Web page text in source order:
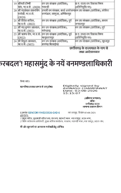
महासमुंद के नयें वनमण्डलाधिकारी